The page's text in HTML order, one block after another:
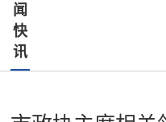
闻
快
讯